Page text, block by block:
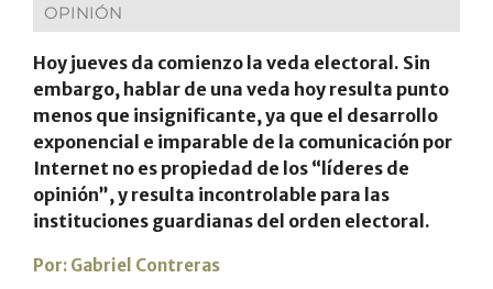
OPINIÓN
Hoy jueves da comienzo la veda electoral. Sin
embargo, hablar de una veda hoy resulta punto
menos que insignificante, ya que el desarrollo
exponencial e imparable de la comunicación por
Internet no es propiedad de los “líderes de
opinión”, y resulta incontrolable para las
instituciones guardianas del orden electoral.
Por: Gabriel Contreras